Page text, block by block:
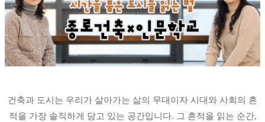
건축과 도시는 우리가 살아가는 삶의 무대이자 시대와 사회의 흔
적을 가장 솔직하게 담고 있는 공간입니다. 그 흔적을 읽는 순간,